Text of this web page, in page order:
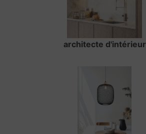
architecte d'intérieur